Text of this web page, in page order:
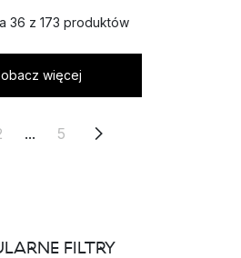
36 z 173 produktów
więcej
... 5
FILTRY